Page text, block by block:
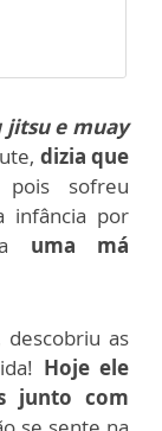
jitsu e muay
dizia que
sofreu
infância por
uma má
descobriu as
Hoje ele
junto com